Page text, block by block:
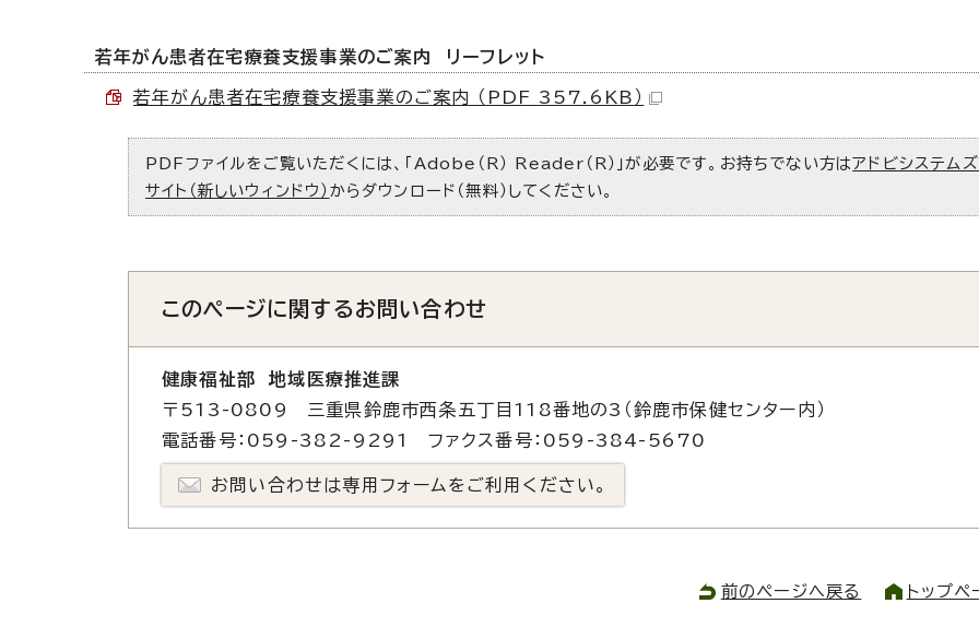
若年がん患者在宅療養支援事業のご案内 リーフレット
若年がん患者在宅療養支援事業のご案内 （PDF 357.6KB）
PDFファイルをご覧いただくには、「Adobe（R） Reader（R）」が必要です。お持ちでない方はアドビシステム
サイト（新しいウィンドウ） からダウンロード（無料）してください。
このページに関するお問い合わせ
健康福祉部 地域医療推進課
〒513-0809 三重県鈴鹿市西条五丁目118番地の3（鈴鹿市保健センター内）
電話番号：059-382-9291 ファクス番号：059-384-5670
お問い合わせは専用フォームをご利用ください。
前のページへ戻る トップペ